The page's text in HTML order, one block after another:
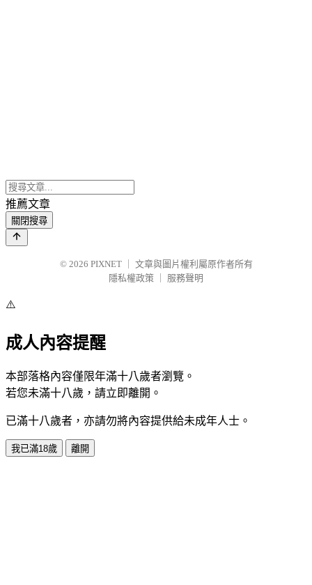
推薦文章
關閉搜尋
© 2026 PIXNET
文章與圖片權利屬原作者所有
隱私權政策
服務聲明
⚠️
成人內容提醒
本部落格內容僅限年滿十八歲者瀏覽。
若您未滿十八歲，請立即離開。
已滿十八歲者，亦請勿將內容提供給未成年人士。
我已滿18歲 離開